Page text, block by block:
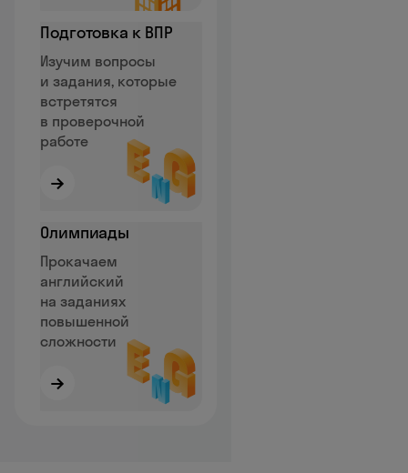
Подготовка к ВПР
Изучим вопросы
и задания, которые
встретятся
в проверочной
работе
→
Олимпиады
Прокачаем
английский
на заданиях
повышенной
сложности
→